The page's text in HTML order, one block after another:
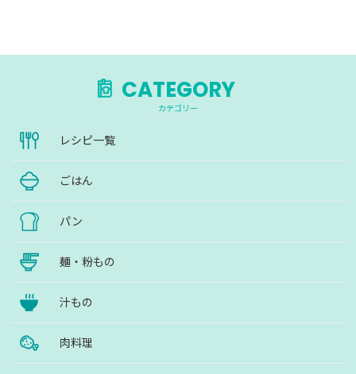
CATEGORY
カテゴリー
レシピ一覧
ごはん
パン
麺・粉もの
汁もの
肉料理